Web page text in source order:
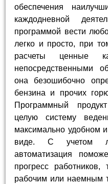
обеспечения
каждодневной
программой вести
легко и просто, при
расчеты ценные
непосредственными
она безошибочно
бензина и прочих
Программный
целую систему
максимально удобном
виде. С учетом
автоматизация
прогресс
рабочим или наемным